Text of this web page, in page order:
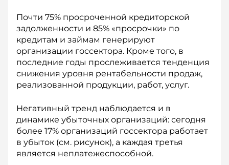
Почти 75% просроченной кредиторской
задолженности и 85% «просрочки» по
кредитам и займам генерируют
организации госсектора. Кроме того, в
последние годы прослеживается тенденция
снижения уровня рентабельности продаж,
реализованной продукции, работ, услуг.
Негативный тренд наблюдается и в
динамике убыточных организаций: сегодня
более 17% организаций госсектора работает
в убыток (см. рисунок), а каждая третья
является неплатежеспособной.